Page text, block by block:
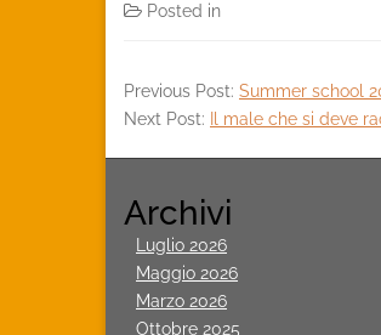
Posted in
Previous Post: Summer school
Next Post: Il male che si deve
Archivi
Luglio 2026
Maggio 2026
Marzo 2026
Ottobre 2025